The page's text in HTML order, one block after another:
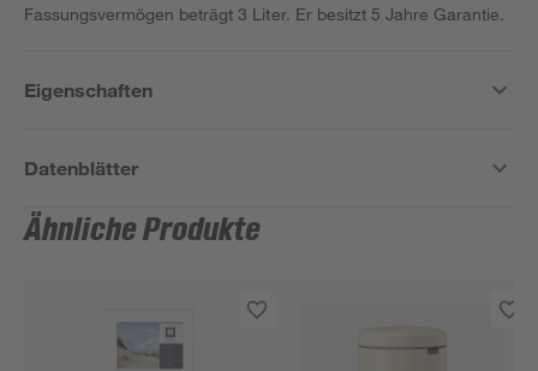
Fassungsvermögen beträgt 3 Liter. Er besitzt 5 Jahre Garantie.
Eigenschaften
Datenblätter
Ähnliche Produkte